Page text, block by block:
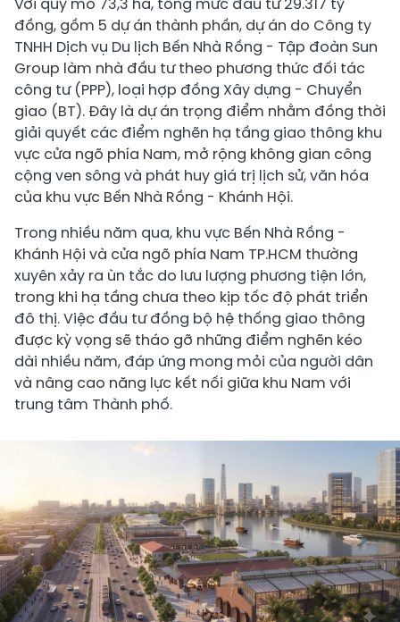
Với quy mô 73,3 ha, tổng mức đầu tư 29.317 tỷ
đồng, gồm 5 dự án thành phần, dự án do Công ty
TNHH Dịch vụ Du lịch Bến Nhà Rồng - Tập đoàn Sun
Group làm nhà đầu tư theo phương thức đối tác
công tư (PPP), loại hợp đồng Xây dựng - Chuyển
giao (BT). Đây là dự án trọng điểm nhằm đồng thời
giải quyết các điểm nghẽn hạ tầng giao thông khu
vực cửa ngõ phía Nam, mở rộng không gian công
cộng ven sông và phát huy giá trị lịch sử, văn hóa
của khu vực Bến Nhà Rồng - Khánh Hội.
Trong nhiều năm qua, khu vực Bến Nhà Rồng -
Khánh Hội và cửa ngõ phía Nam TP.HCM thường
xuyên xảy ra ùn tắc do lưu lượng phương tiện lớn,
trong khi hạ tầng chưa theo kịp tốc độ phát triển
đô thị. Việc đầu tư đồng bộ hệ thống giao thông
được kỳ vọng sẽ tháo gỡ những điểm nghẽn kéo
dài nhiều năm, đáp ứng mong mỏi của người dân
và nâng cao năng lực kết nối giữa khu Nam với
trung tâm Thành phố.